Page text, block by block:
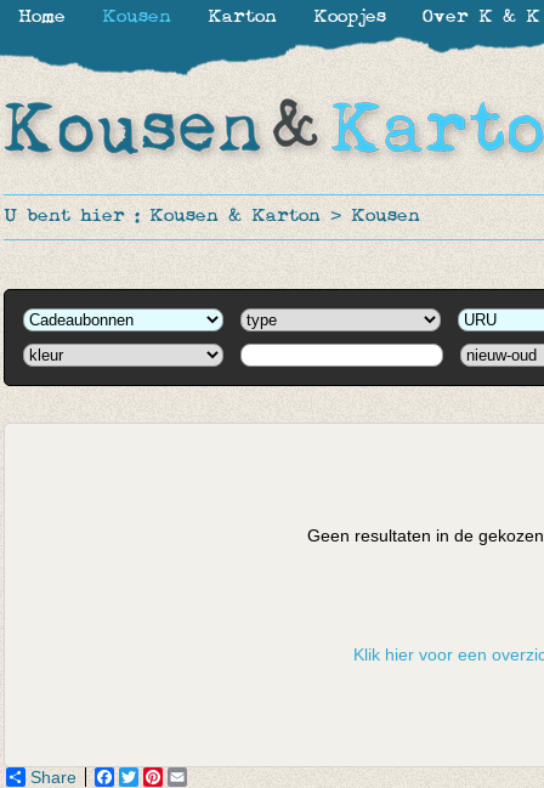
U bent hier : Kousen & Karton > Kousen
Geen resultaten in de
Klik hier voor een
Share Facebook
TwitterPinterest
Home Kousen Karton Koopjes Over K & K